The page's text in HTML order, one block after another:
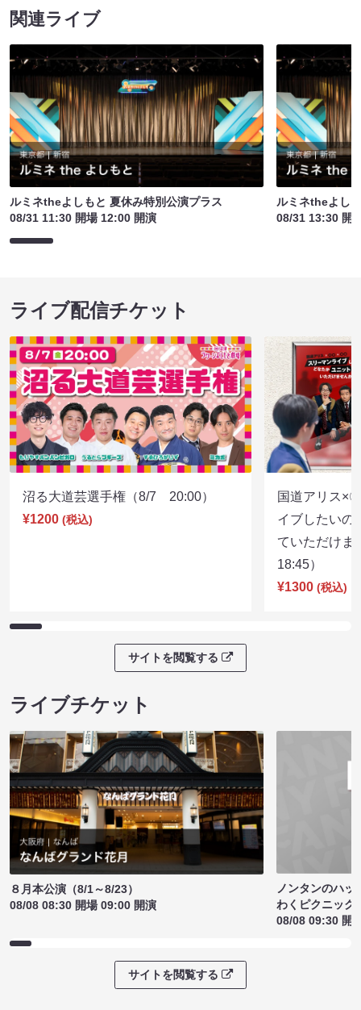
関連ライブ
ルミネtheよしもと 夏休み特別公演プラス
08/31 11:30 開場 12:00 開演
ルミネtheよし
08/31 13:30 開
ライブ配信チケット
沼る大道芸選手権（8/7 20:00）
¥1200 (税込)
国道アリス×
イブしたいの
ていただけ
18:45）
¥1300 (税込)
サイトを閲覧する
ライブチケット
８月本公演（8/1～8/23）
08/08 08:30 開場 09:00 開演
ノンタンのハッ
わくピクニック
08/08 09:30 開
サイトを閲覧する